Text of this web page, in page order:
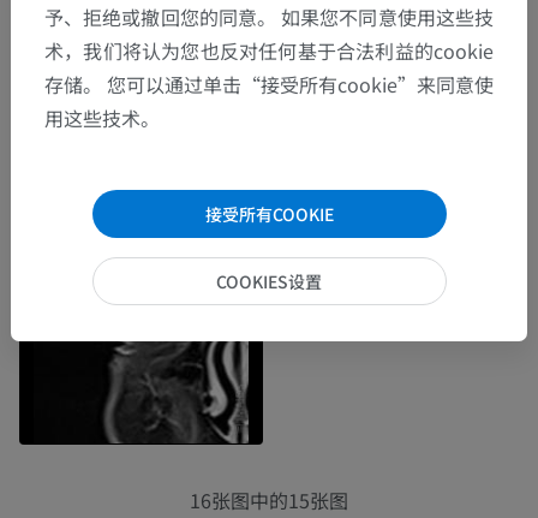
16张图中的15张图
予、拒绝或撤回您的同意。 如果您不同意使用这些技
术，我们将认为您也反对任何基于合法利益的cookie
存储。 您可以通过单击“接受所有cookie”来同意使
用这些技术。
接受所有COOKIE
COOKIES设置